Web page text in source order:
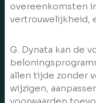
overeenkomsten
vertrouwelijkheid,
G. Dynata kan de
allen tijde zonder
wijzigen,